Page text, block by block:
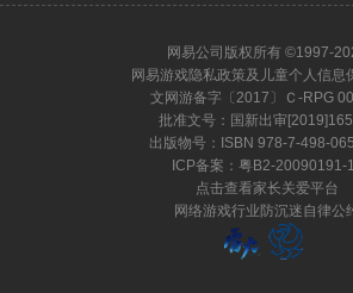
网易公司版权所有 ©1997-
网易游戏隐私政策及儿童个人信息
文网游备字〔2017〕Ｃ-RPG
批准文号：国新出审
出版物号：ISBN 978-7-498-
ICP备案：粤B2-20090191-
点击查看家长关爱平台
网络游戏行业防沉迷自律公